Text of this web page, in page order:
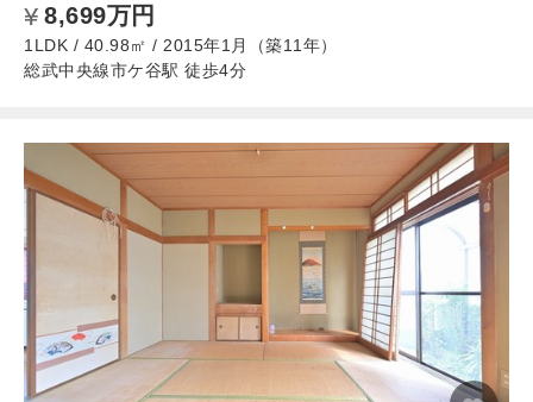
8,699万円
1LDK / 40.98㎡ / 2015年1月（築11年）
総武中央線市ケ谷駅 徒歩4分